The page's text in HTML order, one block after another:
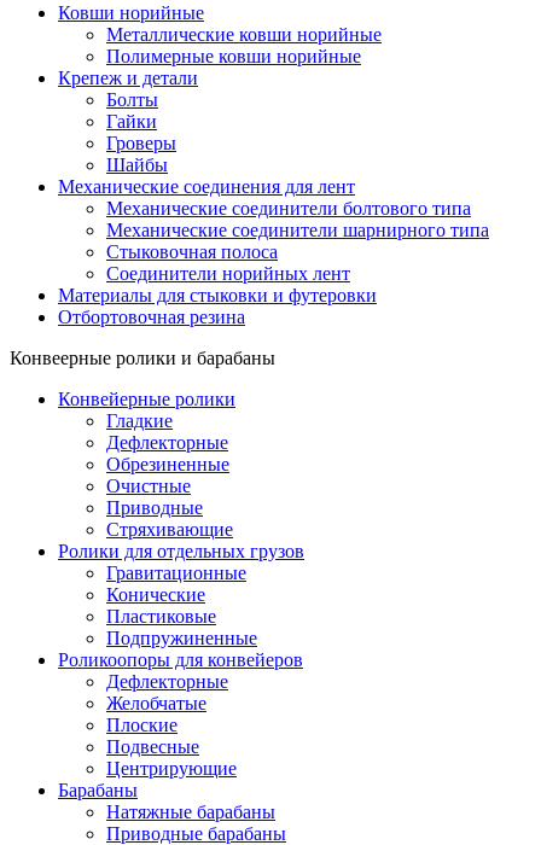
Ковши норийные
Металлические ковши норийные
Полимерные ковши норийные
Крепеж и детали
Болты
Гайки
Гроверы
Шайбы
Механические соединения для лент
Механические соединители болтового типа
Механические соединители шарнирного типа
Стыковочная полоса
Соединители норийных лент
Материалы для стыковки и футеровки
Отбортовочная резина
Конвеерные ролики и барабаны
Конвейерные ролики
Гладкие
Дефлекторные
Обрезиненные
Очистные
Приводные
Стряхивающие
Ролики для отдельных грузов
Гравитационные
Конические
Пластиковые
Подпружиненные
Роликоопоры для конвейеров
Дефлекторные
Желобчатые
Плоские
Подвесные
Центрирующие
Барабаны
Натяжные барабаны
Приводные барабаны